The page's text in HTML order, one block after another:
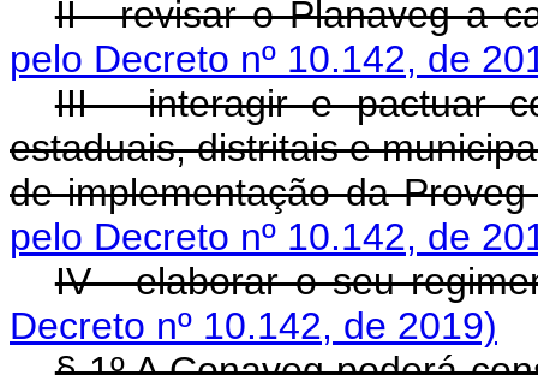
II - revisar o Planaveg a
pelo Decreto nº 10.142, de
III - interagir e pactuar
estaduais, distritais e
de implementação da
pelo Decreto nº 10.142, de
IV - elaborar o seu
Decreto nº 10.142, de 2019)